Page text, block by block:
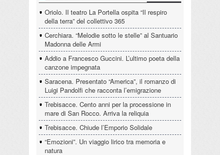
Oriolo. Il teatro La Portella ospita “Il respiro
della terra” del collettivo 365
Cerchiara. “Melodie sotto le stelle” al Santuario
Madonna delle Armi
Addio a Francesco Guccini. L’ultimo poeta della
canzone impegnata
Saracena. Presentato “America”, il romanzo di
Luigi Pandolfi che racconta l’emigrazione
Trebisacce. Cento anni per la processione in
mare di San Rocco. Arriva la reliquia
Trebisacce. Chiude l’Emporio Solidale
“Emozioni”. Un viaggio lirico tra memoria e
natura